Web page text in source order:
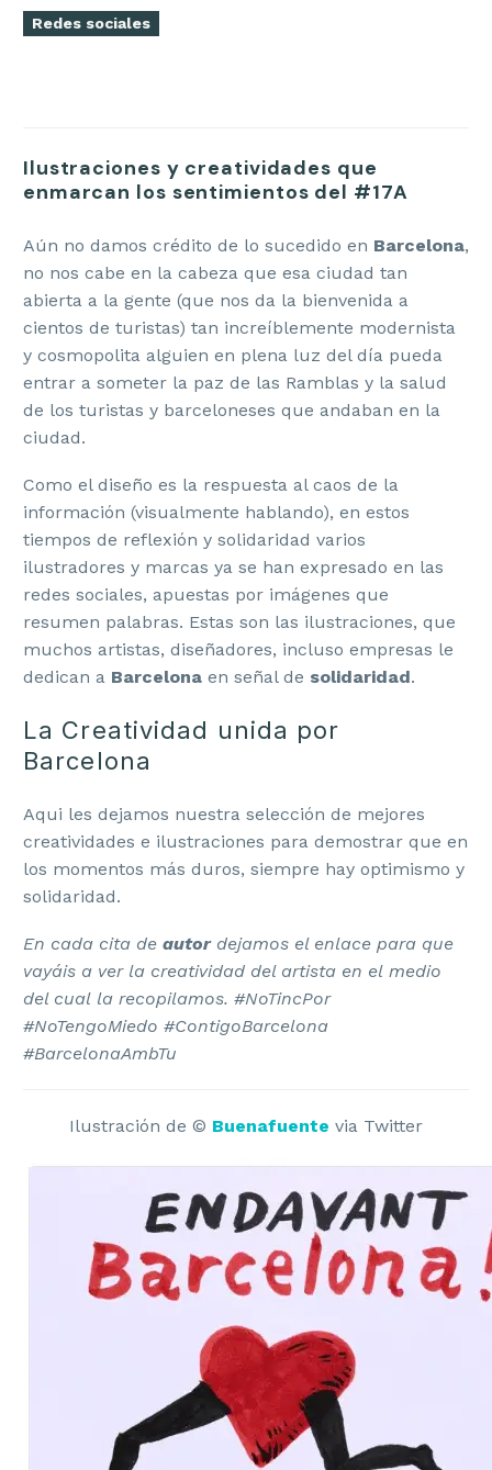
Redes sociales
Ilustraciones y creatividades que
enmarcan los sentimientos del #17A
Aún no damos crédito de lo sucedido en Barcelona,
no nos cabe en la cabeza que esa ciudad tan
abierta a la gente (que nos da la bienvenida a
cientos de turistas) tan increíblemente modernista
y cosmopolita alguien en plena luz del día pueda
entrar a someter la paz de las Ramblas y la salud
de los turistas y barceloneses que andaban en la
ciudad.
Como el diseño es la respuesta al caos de la
información (visualmente hablando), en estos
tiempos de reflexión y solidaridad varios
ilustradores y marcas ya se han expresado en las
redes sociales, apuestas por imágenes que
resumen palabras. Estas son las ilustraciones, que
muchos artistas, diseñadores, incluso empresas le
dedican a Barcelona en señal de solidaridad.
La Creatividad unida por
Barcelona
Aqui les dejamos nuestra selección de mejores
creatividades e ilustraciones para demostrar que en
los momentos más duros, siempre hay optimismo y
solidaridad.
En cada cita de autordejamos el enlace para que
vayáis a ver la creatividad del artista en el medio
del cual la recopilamos. #NoTincPor
#NoTengoMiedo #ContigoBarcelona
#BarcelonaAmbTu
Ilustración de © Buenafuente via Twitter